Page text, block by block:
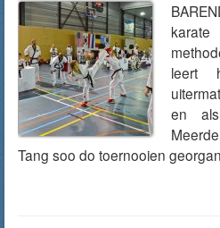
leert
en
Tang soo do toernooien